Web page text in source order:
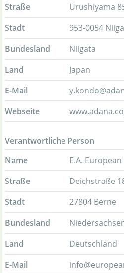
Straße
Urushiyama
Stadt
953-0054
Bundesland
Niigata
Land
Japan
E-Mail
Webseite
Verantwortliche Person
Name
E.A.
Straße
Deichstraße
Stadt
27804 Berne
Bundesland
Land
Deutschland
E-Mail